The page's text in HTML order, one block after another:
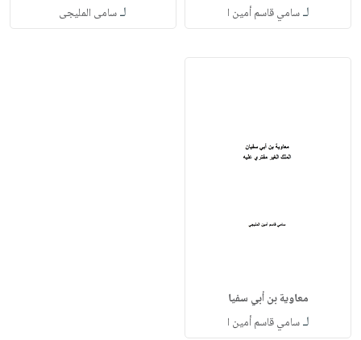
لـسامي قاسم أمين ا لـسامى المليجى
معاوية بن أبي سفيا
لـسامي قاسم أمين ا